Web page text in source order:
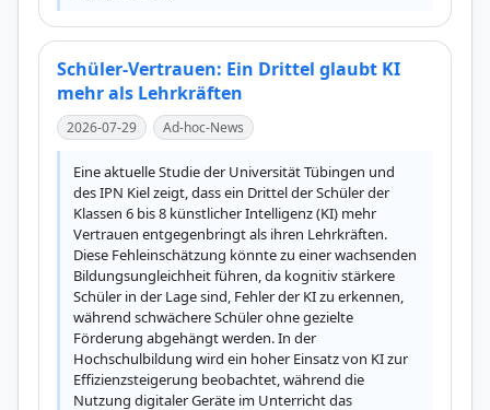
Schüler-Vertrauen: Ein Drittel glaubt KI
mehr als Lehrkräften
2026-07-29 Ad-hoc-News
Eine aktuelle Studie der Universität Tübingen und
des IPN Kiel zeigt, dass ein Drittel der Schüler der
Klassen 6 bis 8 künstlicher Intelligenz (KI) mehr
Vertrauen entgegenbringt als ihren Lehrkräften.
Diese Fehleinschätzung könnte zu einer wachsenden
Bildungsungleichheit führen, da kognitiv stärkere
Schüler in der Lage sind, Fehler der KI zu erkennen,
während schwächere Schüler ohne gezielte
Förderung abgehängt werden. In der
Hochschulbildung wird ein hoher Einsatz von KI zur
Effizienzsteigerung beobachtet, während die
Nutzung digitaler Geräte im Unterricht das